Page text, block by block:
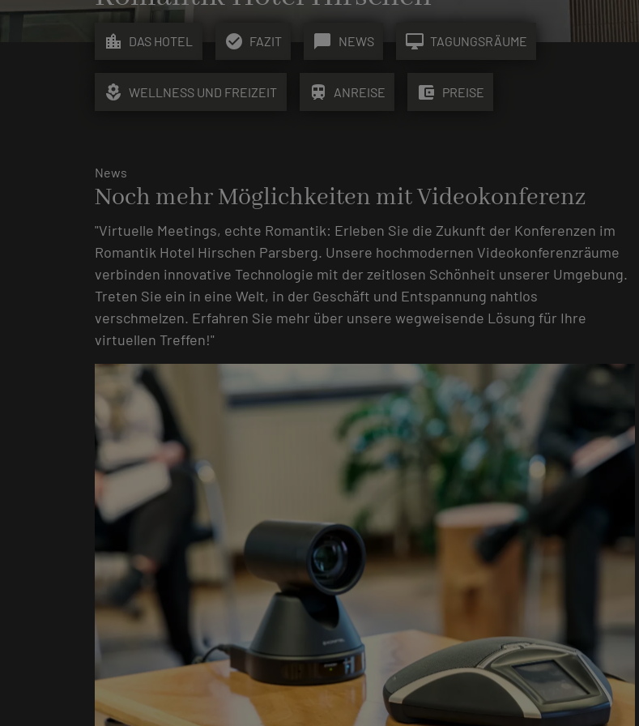
location_city DAS HOTEL check_circle FAZIT chat_bubble NEWS desktop_mac TAGUNGSRÄUME
local_florist WELLNESS UND FREIZEIT train ANREISE account_balance_wallet PREISE
News
Noch mehr Möglichkeiten mit Videokonferenz
"Virtuelle Meetings, echte Romantik: Erleben Sie die Zukunft der Konferenzen im
Romantik Hotel Hirschen Parsberg. Unsere hochmodernen Videokonferenzräume
verbinden innovative Technologie mit der zeitlosen Schönheit unserer Umgebung.
Treten Sie ein in eine Welt, in der Geschäft und Entspannung nahtlos
verschmelzen. Erfahren Sie mehr über unsere wegweisende Lösung für Ihre
virtuellen Treffen!"